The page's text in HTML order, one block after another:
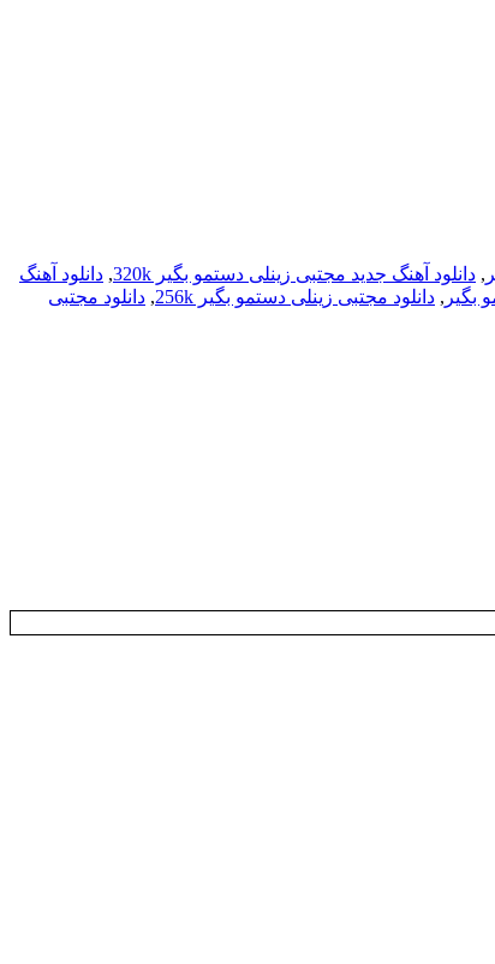
, دانلود آهنگ جدید مجتبی زینلی دستمو بگیر 320k , دانلود آهنگ
بگیر , دانلود مجتبی زینلی دستمو بگیر 256k , دانلود مجتبی